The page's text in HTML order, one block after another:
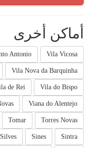
أماكن أخرى
Vila Vicosa
Antonio
Vila Nova da Barquinha
Vila do Bispo
de Rei
Viana do Alentejo
Torres Novas
Tomar
Sintra
Sines
Silves